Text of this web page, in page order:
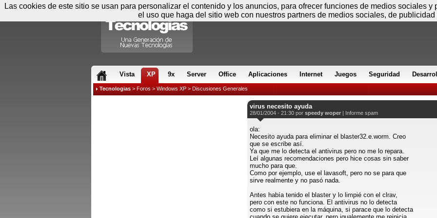
Vista XP 9x Server Office Aplicaciones Internet Juegos Seguridad
Tecnologias > Foros > Windows XP > Discusiones Generales
virus necesito ayuda
28/01/2004 - 21:30 por speedy woper | Informe spam
ola:
Necesito ayuda para eliminar el blaster32.e.worm. Creo
que se escribe así.
Ya que me lo detecta el antivirus pero no me lo repara.
Leí algunas recomendaciones pero hice cosas sin saber
mucho para que.
Como por ejemplo, use el lavasoft, pero no se para que
sirve realmente y no pasó nada.
Antes había tenido el blaster y lo limpié con el clrav,
pero con este no funciona. El antivirus no lo detecta
como si estubiera en la máquina, si parace que lo detecta
Las cookies de este sitio se usan para personalizar el contenido y los anuncios, para ofrecer funciones de medios sociales
el uso que haga del sitio web con nuestros partners de medios sociales, de